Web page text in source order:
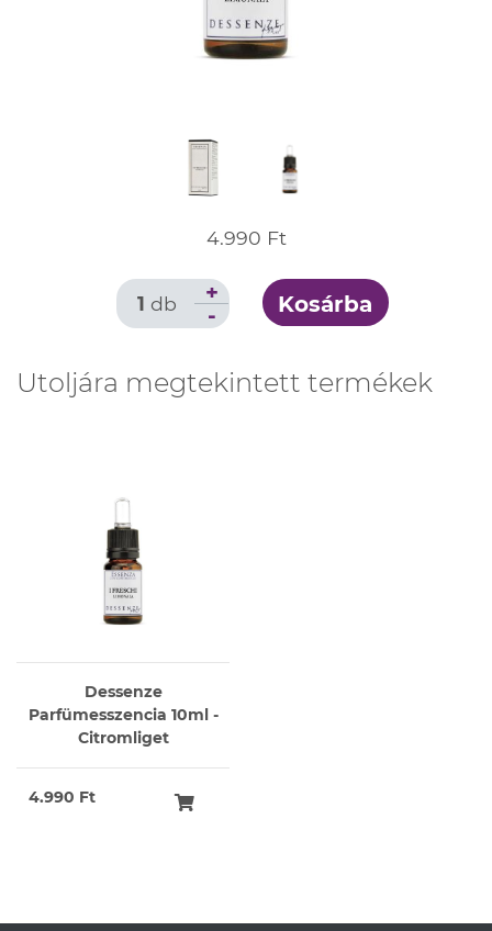
4.990 Ft
1 db -
+ Kosárba
Utoljára megtekintett termékek
Dessenze
Parfümesszencia 10ml -
Citromliget
4.990 Ft